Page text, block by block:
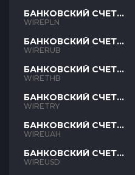
БАНКОВСКИЙ СЧЕТ
PLN
WIREPLN
БАНКОВСКИЙ СЧЕТ
RUB
WIRERUB
БАНКОВСКИЙ СЧЕТ
THB
WIRETHB
БАНКОВСКИЙ СЧЕТ
TRY
WIRETRY
БАНКОВСКИЙ СЧЕТ
UAH
WIREUAH
БАНКОВСКИЙ СЧЕТ
USD
WIREUSD